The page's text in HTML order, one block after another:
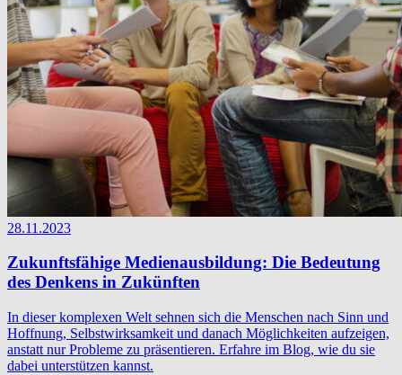
28.11.2023
Zukunftsfähige Medienausbildung: Die Bedeutung
des Denkens in Zukünften
In dieser komplexen Welt sehnen sich die Menschen nach Sinn und
Hoffnung, Selbstwirksamkeit und danach Möglichkeiten aufzeigen,
anstatt nur Probleme zu präsentieren. Erfahre im Blog, wie du sie
dabei unterstützen kannst.